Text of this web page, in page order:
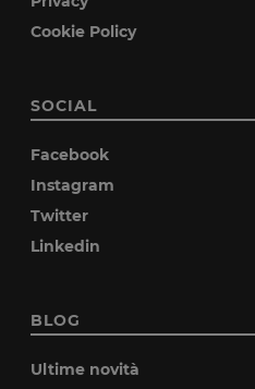
Cookie Policy
SOCIAL
Facebook
Instagram
Twitter
Linkedin
BLOG
Ultime novità